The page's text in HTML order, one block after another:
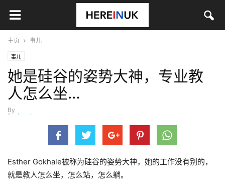
主页 事儿
事儿
她是硅谷的姿势大神，专业教
人怎么坐…
By
jinyingying
Esther Gokhale被称为硅谷的姿势大神，她的工作没有别的，
就是教人怎么坐，怎么站，怎么躺。